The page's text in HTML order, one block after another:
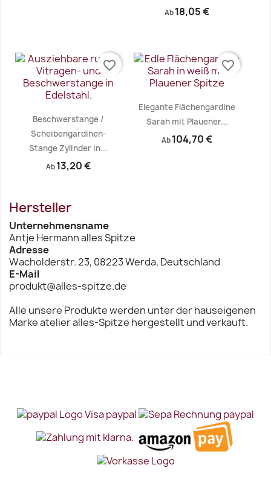
Ab 18,05 €
Vorschau
Beschwerstange /
Scheibengardinen-
Stange Zylinder in...
Ab 13,20 €
favorite_border
Elegante Flächengardine
Sarah mit Plauener...
Ab 104,70 €
favorite_border
Hersteller
Unternehmensname
Antje Hermann alles Spitze
Adresse
Wacholderstr. 23, 08223 Werda, Deutschland
E-Mail
produkt@alles-spitze.de
Alle unsere Produkte werden unter der hauseigenen
Marke atelier alles-Spitze hergestellt und verkauft.